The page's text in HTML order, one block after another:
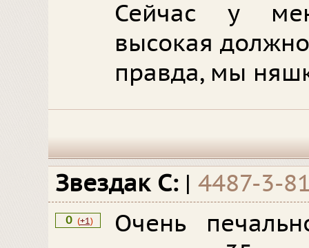
Сейчас у
высокая
правда, мы
Звездак С: | 4487-3-
0 (+1)
Очень